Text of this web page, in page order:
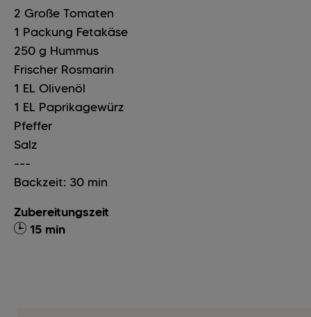
2 Große Tomaten
1 Packung Fetakäse
250 g Hummus
Frischer Rosmarin
1 EL Olivenöl
1 EL Paprikagewürz
Pfeffer
Salz
---
Backzeit: 30 min
Zubereitungszeit
15 min